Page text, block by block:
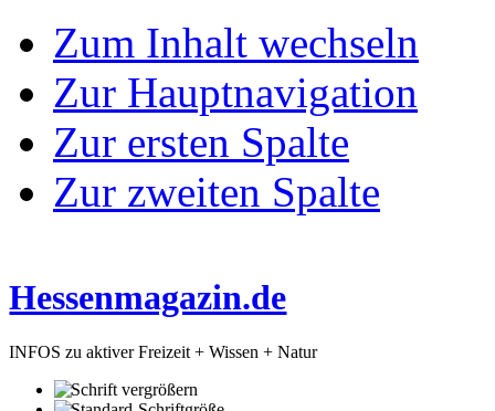
Zum Inhalt wechseln
Zur Hauptnavigation
Zur ersten Spalte
Zur zweiten Spalte
Hessenmagazin.de
INFOS zu aktiver Freizeit + Wissen + Natur